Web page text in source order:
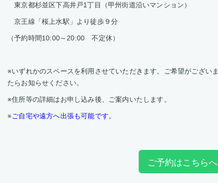
東京都杉並区下高井戸1丁目（甲州街道沿いマンション）
京王線「桜上水駅」より徒歩９分
（予約時間10:00～20:00 不定休）
※いずれかのスペースを利用させていただきます。ご希望がござい
たらお知らせください。
※住所等の詳細はお申し込み後、ご案内いたします。
※ご自宅や遠方へ出張も可能です。
ご予約はこちらへ